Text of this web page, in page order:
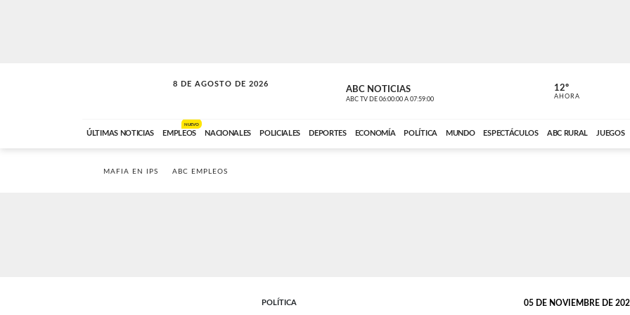
8 DE AGOSTO DE 2026
SOLO MÚSICA ABC NOTICIAS
ABC TV DE 06:00:00 A 07:59:00 ABC CARDINAL
12º
AHORA
ÚLTIMAS NOTICIAS EMPLEOS
NUEVO
NACIONALES POLICIALES DEPORTES ECONOMÍA POLÍTICA MUNDO ESPECTÁCULOS ABC RURAL JUEGOS
MAFIA EN IPS ABC EMPLEOS
POLÍTICA 05 DE NOVIEMBRE DE